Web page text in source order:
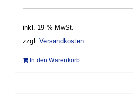
inkl. 19 % MwSt.
zzgl.Versandkosten
In den Warenkorb